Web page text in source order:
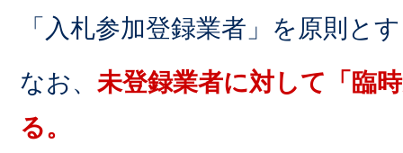
「入札参加登録業者」を原則と
なお、 未登録業者に対して「臨
る。